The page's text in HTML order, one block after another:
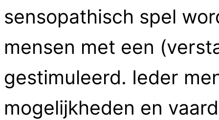
sensopathisch spel
mensen met een
gestimuleerd. Ieder
mogelijkheden en